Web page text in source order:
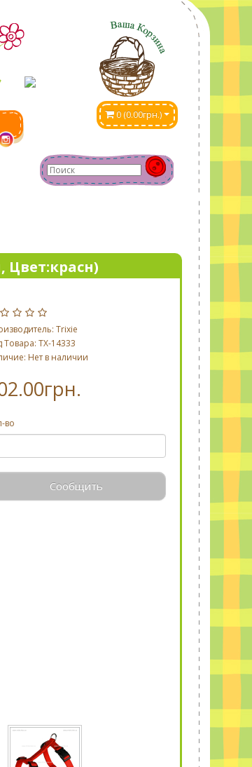
0 (0.00грн.)
Цвет:красн)
Trixie
Товара: TX-14333
Нет в наличии
во
Сообщить